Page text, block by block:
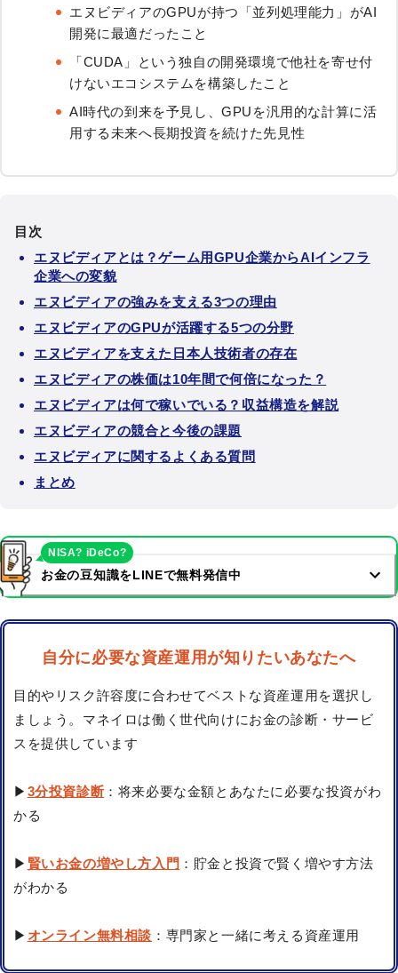
エヌビディアのGPUが持つ「並列処理能力」がAI
開発に最適だったこと
「CUDA」という独自の開発環境で他社を寄せ付
けないエコシステムを構築したこと
AI時代の到来を予見し、GPUを汎用的な計算に活
用する未来へ長期投資を続けた先見性
目次
エヌビディアとは？ゲーム用GPU企業からAIインフラ
企業への変貌
エヌビディアの強みを支える3つの理由
エヌビディアのGPUが活躍する5つの分野
エヌビディアを支えた日本人技術者の存在
エヌビディアの株価は10年間で何倍になった？
エヌビディアは何で稼いでいる？収益構造を解説
エヌビディアの競合と今後の課題
エヌビディアに関するよくある質問
まとめ
お金の豆知識をLINEで無料発信中
NISA? iDeCo?
自分に必要な資産運用が知りたいあなたへ
目的やリスク許容度に合わせてベストな資産運用を選択し
ましょう。マネイロは働く世代向けにお金の診断・サービ
スを提供しています
▶ 3分投資診断：将来必要な金額とあなたに必要な投資がわ
かる
▶ 賢いお金の増やし方入門 ：貯金と投資で賢く増やす方法
がわかる
▶ オンライン無料相談 ：専門家と一緒に考える資産運用